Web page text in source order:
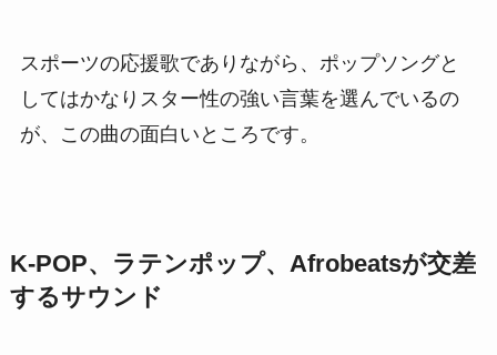
スポーツの応援歌でありながら、ポップソングと
してはかなりスター性の強い言葉を選んでいるの
が、この曲の面白いところです。
K-POP、ラテンポップ、Afrobeatsが交差
するサウンド